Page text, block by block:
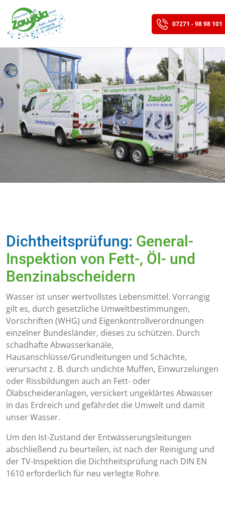
07271 - 98 98 101
Dichtheitsprüfung: General-
Inspektion von Fett-, Öl- und
Benzinabscheidern
Wasser ist unser wertvollstes Lebensmittel. Vorrangig
gilt es, durch gesetzliche Umweltbestimmungen,
Vorschriften (WHG) und Eigenkontrollverordnungen
einzelner Bundesländer, dieses zu schützen. Durch
schadhafte Abwasserkanäle,
Hausanschlüsse/Grundleitungen und Schächte,
verursacht z. B. durch undichte Muffen, Einwurzelungen
oder Rissbildungen auch an Fett- oder
Ölabscheideranlagen, versickert ungeklärtes Abwasser
in das Erdreich und gefährdet die Umwelt und damit
unser Wasser.
Um den Ist-Zustand der Entwässerungsleitungen
abschließend zu beurteilen, ist nach der Reinigung und
der TV-Inspektion die Dichtheitsprüfung nach DIN EN
1610 erforderlich für neu verlegte Rohre.